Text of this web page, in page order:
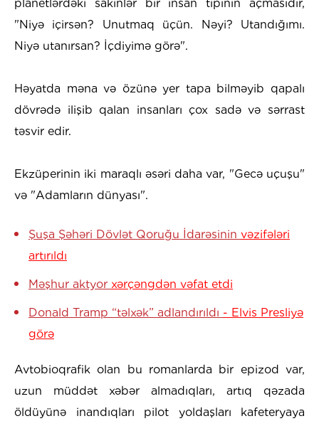
planetlərdəki sakinlər bir insan tipinin açmasıdır,
"Niyə içirsən? Unutmaq üçün. Nəyi? Utandığımı.
Niyə utanırsan? İçdiyimə görə".
Həyatda məna və özünə yer tapa bilməyib qapalı
dövrədə ilişib qalan insanları çox sadə və sərrast
təsvir edir.
Ekzüperinin iki maraqlı əsəri daha var, "Gecə uçuşu"
və "Adamların dünyası".
Şuşa Şəhəri Dövlət Qoruğu İdarəsinin vəzifələri
artırıldı
Məşhur aktyor xərçəngdən vəfat etdi
Donald Tramp “təlxək” adlandırıldı - Elvis Presliyə
görə
Avtobioqrafik olan bu romanlarda bir epizod var,
uzun müddət xəbər almadıqları, artıq qəzada
öldüyünə inandıqları pilot yoldaşları kafeteryaya